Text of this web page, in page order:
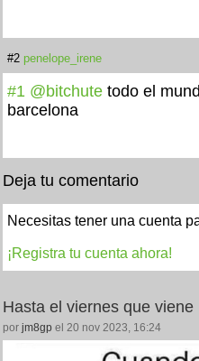
#2 penelope_irene
#1 @bitchute todo el
barcelona
Deja tu comentario
Necesitas tener una cuenta
¡Registra tu cuenta ahora!
Hasta el viernes que viene
por jm8gp el 20 nov 2023, 16:24